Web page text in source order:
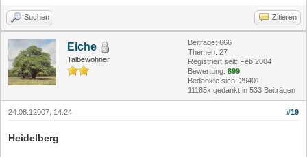
Suchen Zitieren
Eiche
Talbewohner
Beiträge: 666
Themen: 27
Registriert seit: Feb 2004
Bewertung: 899
Bedankte sich: 29401
11185x gedankt in 533 Beiträgen
#19
24.08.12007, 14:24
Heidelberg